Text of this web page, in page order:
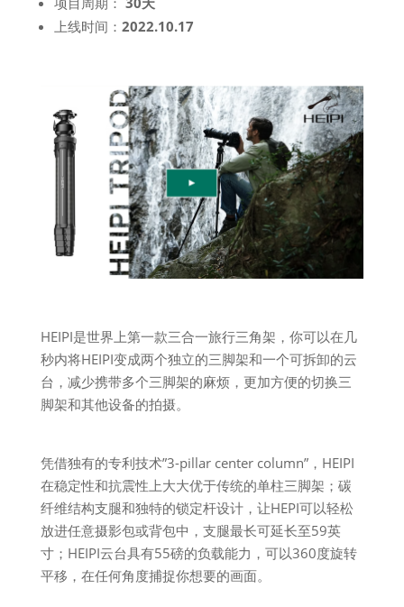
上线时间： 2022.10.17
HEIPI是世界上第一款三合一旅行三角架，你可以在几
秒内将HEIPI变成两个独立的三脚架和一个可拆卸的云
台，减少携带多个三脚架的麻烦，更加方便的切换三
脚架和其他设备的拍摄。
凭借独有的专利技术”3-pillar center column”，HEIPI
在稳定性和抗震性上大大优于传统的单柱三脚架；碳
纤维结构支腿和独特的锁定杆设计，让HEPI可以轻松
放进任意摄影包或背包中，支腿最长可延长至59英
寸；HEIPI云台具有55磅的负载能力，可以360度旋转
平移，在任何角度捕捉你想要的画面。